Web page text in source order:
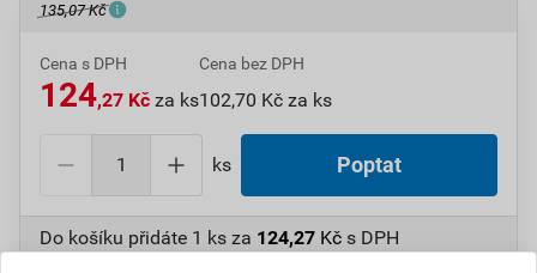
135,07 Kč
Cena s DPH
124,27 Kč za ks
Cena bez DPH
102,70 Kč za ks
ks Poptat
Do košíku přidáte 1 ks za 124,27 Kč s DPH